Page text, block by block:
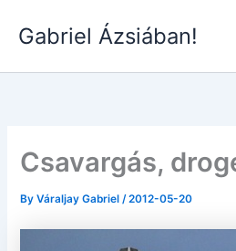
Gabriel Ázsiában!
Csavargás,
ByVáraljay Gabriel/2012-05-20